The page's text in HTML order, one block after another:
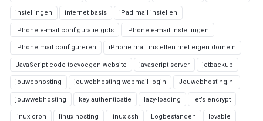
instellingen internet basis iPad mail instellen
iPhone e-mail configuratie gids iPhone e-mail instellingen
iPhone mail configureren iPhone mail instellen met eigen domein
JavaScript code toevoegen website javascript server jetbackup
jouwebhosting jouwebhosting webmail login Jouwebhosting.nl
jouwwebhosting key authenticatie lazy-loading let’s encrypt
linux cron linux hosting linux ssh Logbestanden lovable